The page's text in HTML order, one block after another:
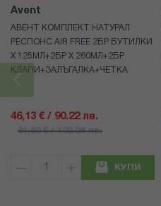
Avent
АВЕНТ КОМПЛЕКТ НАТУРАЛ
РЕСПОНС AIR FREE 2БР БУТИЛКИ
Х 125МЛ+2БР Х 260МЛ+2БР
КЛАПИ+ЗАЛЪГАЛКА+ЧЕТКА
46,13 € / 90.22 лв.
61,50 € / 120.28 лв.
КУПИ